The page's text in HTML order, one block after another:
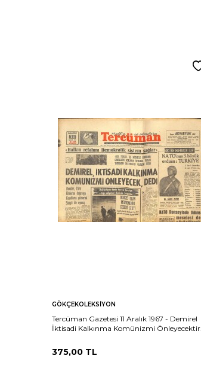
GÖKÇEKOLEKSIYON
Tercüman Gazetesi 11 Aralık 1967 - Demirel
İktisadi Kalkınma Komünizmi Önleyecektir
GZ141460
375,00 TL